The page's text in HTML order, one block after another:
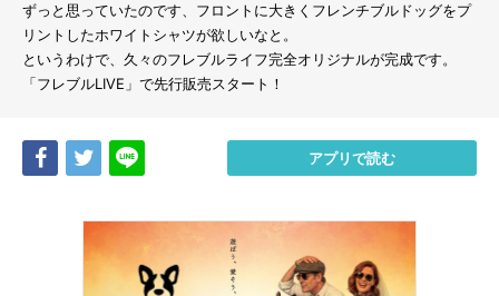
ずっと思っていたのです、フロントに大きくフレンチブルドッグをプ
リントしたホワイトシャツが欲しいなと。
というわけで、久々のフレブルライフ完全オリジナルが完成です。
「フレブルLIVE」で先行販売スタート！
Share Tweet アプリで読む